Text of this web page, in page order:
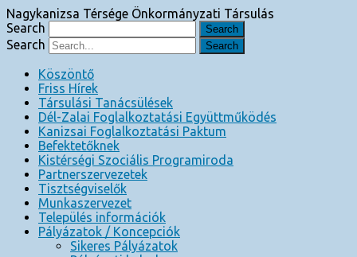
Nagykanizsa Térsége Önkormányzati Társulás
Search
Search
Köszöntő
Friss Hírek
Társulási Tanácsülések
Dél-Zalai Foglalkoztatási Együttműködés
Kanizsai Foglalkoztatási Paktum
Befektetőknek
Kistérségi Szociális Programiroda
Partnerszervezetek
Tisztségviselők
Munkaszervezet
Település információk
Pályázatok / Koncepciók
Sikeres Pályázatok